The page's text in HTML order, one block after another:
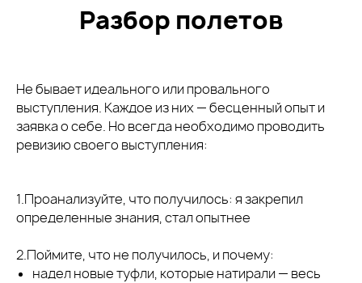
Разбор полетов
Не бывает идеального или провального
выступления. Каждое из них — бесценный опыт и
заявка о себе. Но всегда необходимо проводить
ревизию своего выступления:
1.Проанализуйте, что получилось: я закрепил
определенные знания, стал опытнее
2.Поймите, что не получилось, и почему:
надел новые туфли, которые натирали — весь